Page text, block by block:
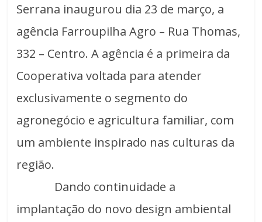
Serrana inaugurou dia 23 de março, a
agência Farroupilha Agro – Rua Thomas,
332 – Centro. A agência é a primeira da
Cooperativa voltada para atender
exclusivamente o segmento do
agronegócio e agricultura familiar, com
um ambiente inspirado nas culturas da
região.
Dando continuidade a
implantação do novo design ambiental